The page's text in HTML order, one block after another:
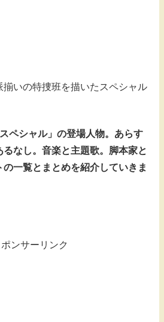
揃いの特捜班を描いたスペシャル
ペシャル」の登場人物。あらす
るなし。音楽と主題歌。脚本家と
一覧とまとめを紹介していきま
ポンサーリンク